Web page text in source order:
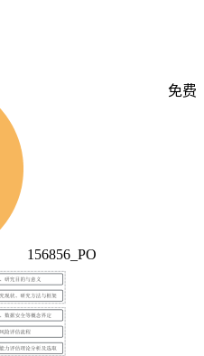
156856_PO
免费